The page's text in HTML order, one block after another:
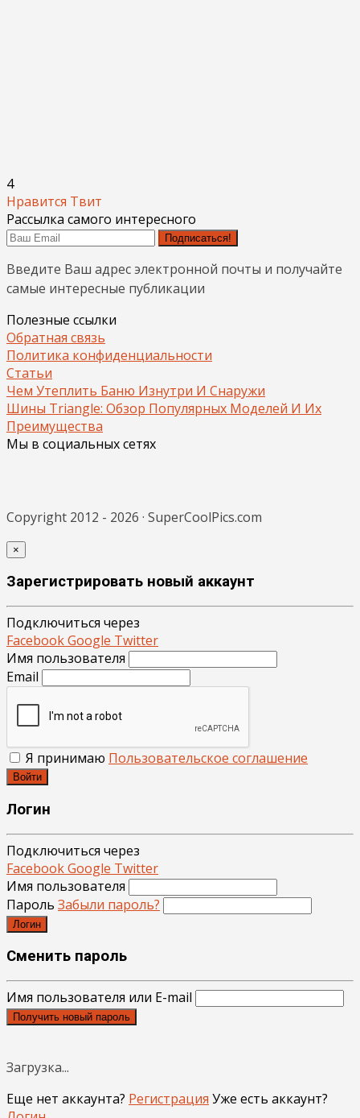
4
Нравится Твит
Рассылка самого интересного
Подписаться!
Введите Ваш адрес электронной почты и получайте
самые интересные публикации
Полезные ссылки
Обратная связь
Политика конфиденциальности
Статьи
Чем Утеплить Баню Изнутри И Снаружи
Шины Triangle: Обзор Популярных Моделей И Их
Преимущества
Мы в социальных сетях
Copyright 2012 - 2026 · SuperCoolPics.com
×
Зарегистрировать новый аккаунт
Подключиться через
FacebookGoogle Twitter
Имя пользователя
Email
Я принимаю Пользовательское соглашение
Войти
Логин
Подключиться через
FacebookGoogle Twitter
Имя пользователя
Пароль Забыли пароль?
Логин
Сменить пароль
Имя пользователя или E-mail
Получить новый пароль
Загрузка...
Еще нет аккаунта? Регистрация Уже есть аккаунт?